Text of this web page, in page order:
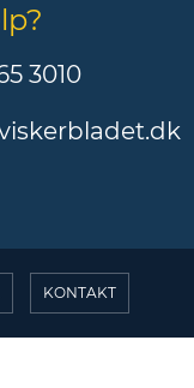
3010
KONTAKT